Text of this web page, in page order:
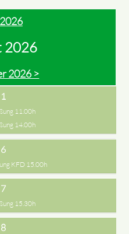
2026
2026 >
1
11.00h
14.00h
6
KFD 15.00h
7
15.30h
8